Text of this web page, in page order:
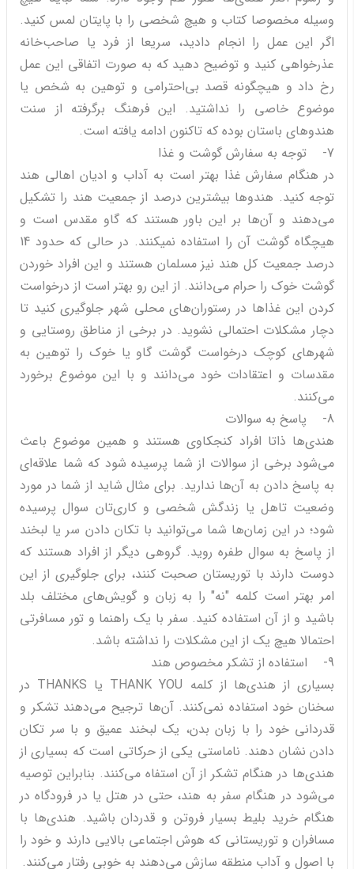
وسیله مخصوصا کتاب و هیچ شخصی را با پایتان لمس کنید.
اگر این عمل را انجام دادید، سریعا از فرد یا صاحب‌خانه
عذرخواهی کنید و توضیح دهید که به صورت اتفاقی این عمل
رخ داد و هیچگونه قصد بی‌احترامی و توهین به شخص یا
موضوع خاصی را نداشتید. این فرهنگ برگرفته از سنت
هندو‌های باستان بوده که تاکنون ادامه یافته است.
7- توجه به سفارش گوشت و غذا
در هنگام سفارش غذا بهتر است به آداب و ادیان اهالی هند
توجه کنید. هندوها بیشترین درصد از جمعیت هند را تشکیل
می‌دهند و آن‌ها بر این باور هستند که گاو مقدس است و
هیچگاه گوشت آن را استفاده نمی‎کنند. در حالی که حدود 14
درصد جمعیت کل هند نیز مسلمان هستند و این افراد خوردن
گوشت خوک را حرام می‌دانند. از این رو بهتر است از درخواست
کردن این غذاها در رستوران‌های محلی شهر جلوگیری کنید تا
دچار مشکلات احتمالی نشوید. در برخی از مناطق روستایی و
شهرهای کوچک درخواست گوشت گاو یا خوک را توهین به
مقدسات و اعتقادات خود می‌دانند و با این موضوع برخورد
می‌کنند.
8- پاسخ به سوالات
هندی‌ها ذاتا افراد کنجکاوی هستند و همین موضوع باعث
می‌شود برخی از سوالات از شما پرسیده شود که شما علاقه‌ای
به پاسخ دادن به آن‌ها ندارید. برای مثال شاید از شما در مورد
وضعیت تاهل یا زندگش شخصی و کاری‌تان سوال پرسیده
شود؛ در این زمان‌ها شما می‌توانید با تکان دادن سر یا لبخند
از پاسخ به سوال طفره روید. گروهی دیگر از افراد هستند که
دوست دارند با توریستان صحبت کنند، برای جلوگیری از این
امر بهتر است کلمه "نه" را به زبان و گویش‌های مختلف بلد
باشید و از آن استفاده کنید. سفر با یک راهنما و تور مسافرتی
احتمالا هیچ یک از این مشکلات را نداشته باشد.
9- استفاده از تشکر مخصوص هند
بسیاری از هندی‌ها از کلمه THANK YOU یا THANKS در
سخنان خود استفاده نمی‌کنند. آن‌ها ترجیح می‌دهند تشکر و
قدردانی خود را با زبان بدن، یک لبخند عمیق و با سر تکان
دادن نشان دهند. ناماستی یکی از حرکاتی است که بسیاری از
هندی‌ها در هنگام تشکر از آن استفاه می‌کنند. بنابراین توصیه
می‌شود در هنگام سفر به هند، حتی در هتل یا در فرودگاه در
هنگام خرید بلیط بسیار فروتن و قدردان باشید. هندی‌ها با
مسافران و توریستانی که هوش اجتماعی بالایی دارند و خود را
با اصول و آداب منطقه سازش می‌دهند به خوبی رفتار می‌کنند.